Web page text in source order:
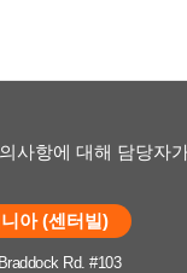
사항에 대해 담당자
아 (센터빌)
Rd. #103